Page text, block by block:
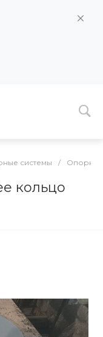
системы / Опорно-
кольцо